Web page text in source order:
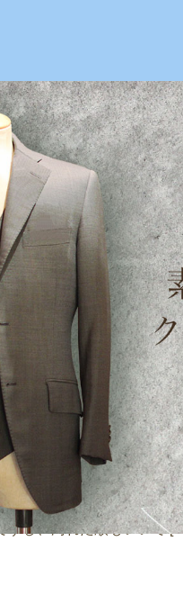
丘1-22-20 【TEL】：
501 | maruei-
, , ジーンズ,
ーンズ お尻の
くなってきました。
すし、汚れた順もいいで